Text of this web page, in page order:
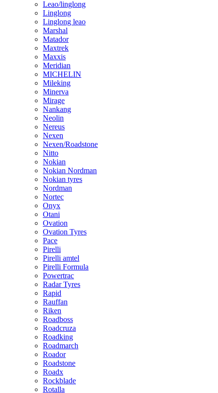
Leao/linglong
Linglong
Linglong leao
Marshal
Matador
Maxtrek
Maxxis
Meridian
MICHELIN
Mileking
Minerva
Mirage
Nankang
Neolin
Nereus
Nexen
Nexen/Roadstone
Nitto
Nokian
Nokian Nordman
Nokian tyres
Nordman
Nortec
Onyx
Otani
Ovation
Ovation Tyres
Pace
Pirelli
Pirelli amtel
Pirelli Formula
Powertrac
Radar Tyres
Rapid
Rauffan
Riken
Roadboss
Roadcruza
Roadking
Roadmarch
Roador
Roadstone
Roadx
Rockblade
Rotalla